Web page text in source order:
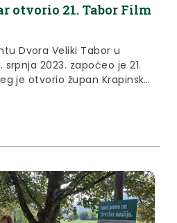
otvorio 21. Tabor Film
Dvora Veliki Tabor u
2023. započeo je 21.
je otvorio župan Krapinsko
županiju i Dvor Veliki